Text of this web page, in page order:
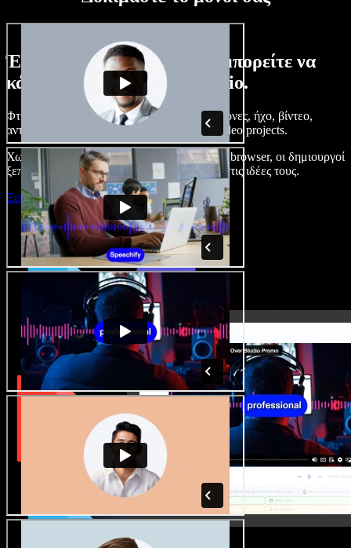
Ένα μικρό δείγμα από όσα μπορείτε να
κάνετε με το Speechify Studio.
Φτιάξτε voice overs, προσθέστε δωρεάν εικόνες, ήχο, βίντεο,
αντιγραφή φωνής – ολοκληρωμένα audio/video projects.
Χωρίς καμπύλη εκμάθησης και με όλα στον browser, οι δημιουργοί
ξεπερνούν τα κλασικά όρια και δίνουν ζωή στις ιδέες τους.
Ξεκινήστε με το Studio